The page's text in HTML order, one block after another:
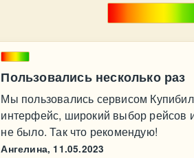
Пользовались несколько раз
Мы пользовались сервисом
интерфейс, широкий выбор рейсов
не было. Так что рекомендую!
Ангелина, 11.05.2023